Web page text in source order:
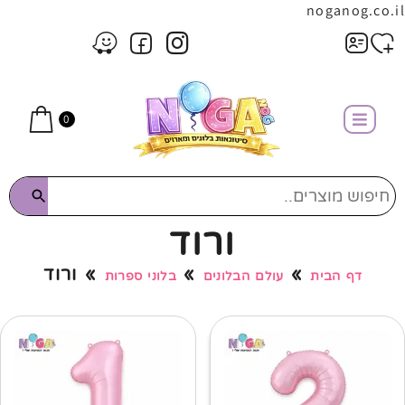
noganog.co.il
0
ורוד
דף הבית» עולם הבלונים »בלוני ספרות » ורוד